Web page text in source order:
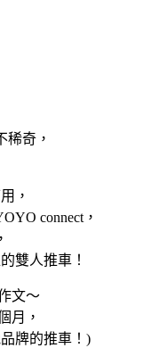
稀奇，
，
connect，
雙人推車！
文～
月，
牌的推車！)